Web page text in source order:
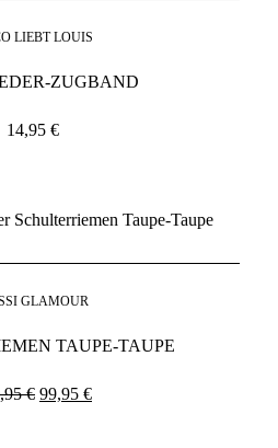
LIEBT LOUIS
ZUGBAND
14,95 €
GLAMOUR
TAUPE-TAUPE
€ 99,95 €